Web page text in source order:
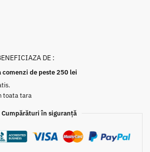
DE :
comenzi de peste 250 lei
toata tara
Cumpărături în siguranță